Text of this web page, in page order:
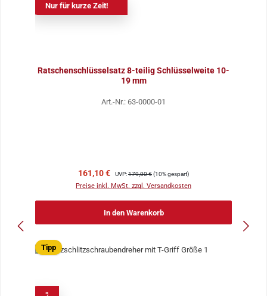
Nur für kurze Zeit!
Ratschenschlüsselsatz 8-teilig Schlüsselweite 10-
19 mm
Art.-Nr.: 63-0000-01
Verkaufspreis:
161,10 € Regulärer Preis:
UVP:179,00 €(10% gespart)
Preise inkl. MwSt. zzgl. Versandkosten
In den Warenkorb
Tipp